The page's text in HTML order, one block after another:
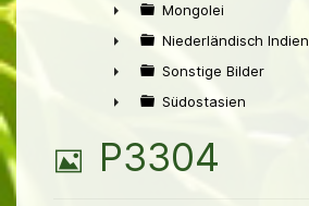
►
►
Mongolei
►
Niederländisch Indien
►
Sonstige Bilder
Südostasien
B
P3304